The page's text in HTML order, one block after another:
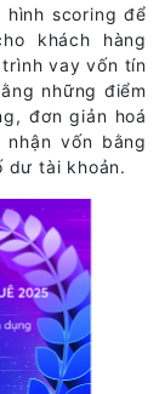
scoring để
khách hàng
vay vốn tín
những điểm
đơn giản hoá
vốn bằng
dư tài khoản.